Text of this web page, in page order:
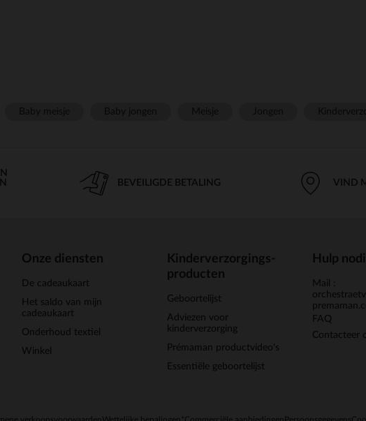
BEVEILIGDE BETALING VIND
Onze diensten
De cadeaukaart
Het saldo van mijn
cadeaukaart
Onderhoud textiel
Winkel
Kinderverzorgings-
producten
Geboortelijst
Adviezen voor
kinderverzorging
Prémaman productvideo's
Essentiële geboortelijst
Hulp
Mail :
FAQ
Contacteer